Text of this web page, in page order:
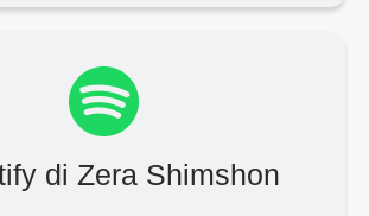
di Zera Shimshon